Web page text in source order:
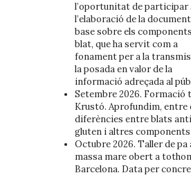
l’oportunitat de participar
l’elaboració de la
base sobre els
blat, que ha servit com a
fonament per a la
la posada en valor de la
informació adreçada al
Setembre 2026. Formació
Krustó. Aprofundim, entre
diferències entre blats
gluten i altres
Octubre 2026. Taller de
massa mare obert a
Barcelona. Data per